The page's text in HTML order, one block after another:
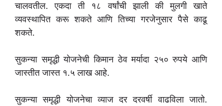
चालवतील. एकदा ती १८ वर्षांची झाली की मुलगी खाते
व्यवस्थापित करू शकते आणि तिच्या गरजेनुसार पैसे काढू
शकते.
सुकन्या समृद्धी योजनेची किमान ठेव मर्यादा २५० रुपये आणि
जास्तीत जास्त १.५ लाख आहे.
सुकन्या समृद्धी योजनेचा व्याज दर दरवर्षी वाढविला जातो.